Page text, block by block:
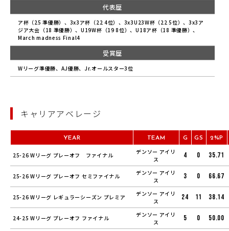
代表歴
ア杯（25 準優勝）、3x3ア杯（22 4位）、3x3U23W杯（22 5位）、3x3ア
ジア大会（18 準優勝）、U19W杯（19 8位）、U18ア杯（18 準優勝）、
March madness Final4
受賞歴
Wリーグ準優勝、AJ優勝、Jr.オールスター3位
キャリアアベレージ
YEAR TEAM G GS 2%P
25-26 Wリーグ プレーオフ ファイナル
デンソー アイリ
ス
4 0 35.71
25-26 Wリーグ プレーオフ セミファイナル
デンソー アイリ
ス
3 0 66.67
25-26 Wリーグ レギュラーシーズン プレミア
デンソー アイリ
ス
24 11 38.14
24-25 Wリーグ プレーオフ ファイナル
デンソー アイリ
ス
5 0 50.00